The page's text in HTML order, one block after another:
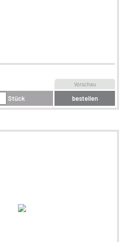
Vorschau
Stück bestellen